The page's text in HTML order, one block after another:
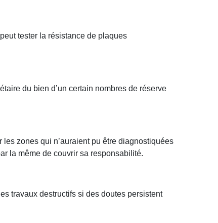
tester la résistance de plaques
du bien d’un certain nombres de réserve
zones qui n’auraient pu être diagnostiquées
la même de couvrir sa responsabilité.
travaux destructifs si des doutes persistent